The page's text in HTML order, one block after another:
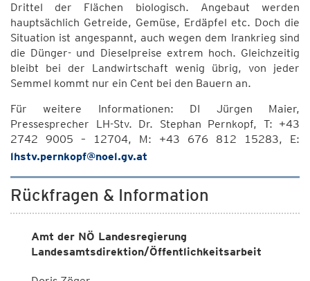
Drittel der Flächen biologisch. Angebaut werden
hauptsächlich Getreide, Gemüse, Erdäpfel etc. Doch die
Situation ist angespannt, auch wegen dem Irankrieg sind
die Dünger- und Dieselpreise extrem hoch. Gleichzeitig
bleibt bei der Landwirtschaft wenig übrig, von jeder
Semmel kommt nur ein Cent bei den Bauern an.
Für weitere Informationen: DI Jürgen Maier,
Pressesprecher LH-Stv. Dr. Stephan Pernkopf, T: +43
2742 9005 – 12704, M: +43 676 812 15283, E:
lhstv.pernkopf@noel.gv.at
Rückfragen & Information
Amt der NÖ Landesregierung
Landesamtsdirektion/Öffentlichkeitsarbeit